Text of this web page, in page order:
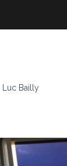
Luc Bailly